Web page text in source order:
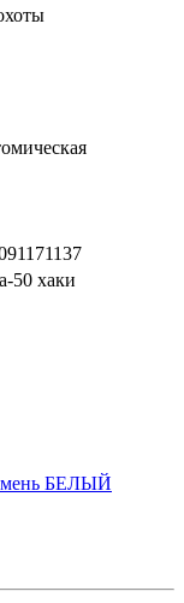
50 хаки
БЕЛЫЙ